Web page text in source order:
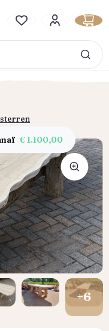
Je hebt 0 items op je
€ 1.100,00